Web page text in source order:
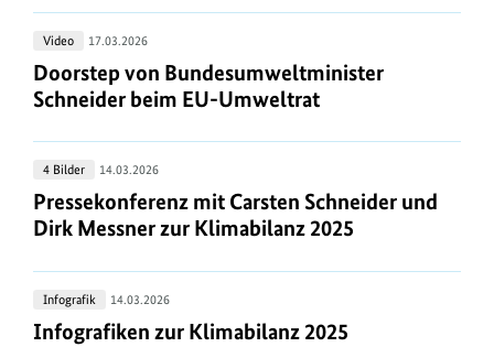
mit
Umweltverbänden
Doorstep
von
Bundesumweltminister
beim
EU-
Umweltrat
Video 17.03.2026
Doorstep von Bundesumweltminister Schneider
Doorstep von Bundesumweltminister
Schneider beim EU-Umweltrat
Pressekonferenz
mit
Carsten
und
Dirk
Messner
4 Bilder 14.03.2026
Pressekonferenz mit Carsten Schneider und Dirk
Pressekonferenz mit Carsten Schneider und
Dirk Messner zur Klimabilanz 2025
Infografiken
zur
Infografik 14.03.2026
Infografiken zur Klimabilanz 2025
Infografiken zur Klimabilanz 2025